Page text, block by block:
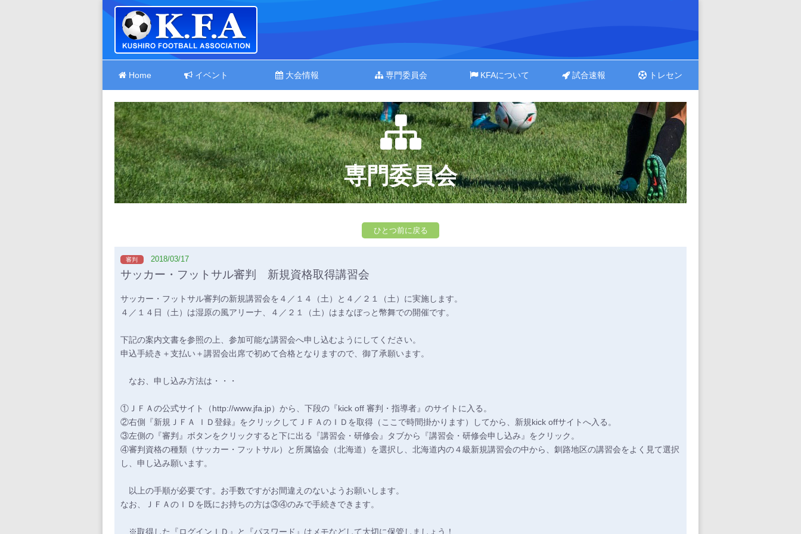
Home イベント 大会情報 専門委員会 KFAについて 試合速報 トレセン
専門委員会
ひとつ前に戻る
審判 2018/03/17
サッカー・フットサル審判 新規資格取得講習会
サッカー・フットサル審判の新規講習会を４／１４（土）と４／２１（土）に実施します。
４／１４日（土）は湿原の風アリーナ、４／２１（土）はまなぼっと幣舞での開催です。
下記の案内文書を参照の上、参加可能な講習会へ申し込むようにしてください。
申込手続き＋支払い＋講習会出席で初めて合格となりますので、御了承願います。
なお、申し込み方法は・・・
①ＪＦＡの公式サイト（http://www.jfa.jp）から、下段の『kick off 審判・指導者』のサイトに入る。
②右側『新規ＪＦＡ ＩＤ登録』をクリックしてＪＦＡのＩＤを取得（ここで時間掛かります）してから、新規kick offサイトへ入る。
③左側の『審判』ボタンをクリックすると下に出る『講習会・研修会』タブから『講習会・研修会申し込み』をクリック。
④審判資格の種類（サッカー・フットサル）と所属協会（北海道）を選択し、北海道内の４級新規講習会の中から、釧路地区の講習会をよく見て選択
し、申し込み願います。
以上の手順が必要です。お手数ですがお間違えのないようお願いします。
なお、ＪＦＡのＩＤを既にお持ちの方は③④のみで手続きできます。
※取得した『ログインＩＤ』と『パスワード』はメモなどして大切に保管しましょう！